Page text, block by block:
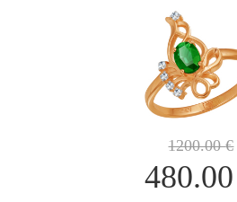
1200.00€
480.00